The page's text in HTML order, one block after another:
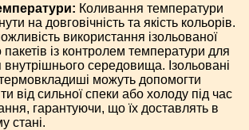
Коливання температури
на довговічність та якість кольорів.
використання ізольованої
із контролем температури для
середовища. Ізольовані
можуть допомогти
від сильної спеки або холоду під час
гарантуючи, що їх доставлять в
стані.